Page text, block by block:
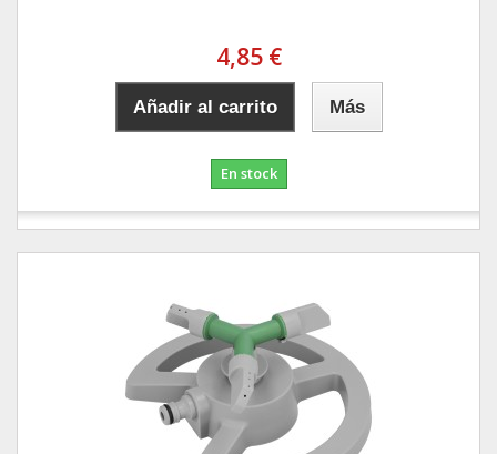
4,85 €
Añadir al carrito Más
En stock